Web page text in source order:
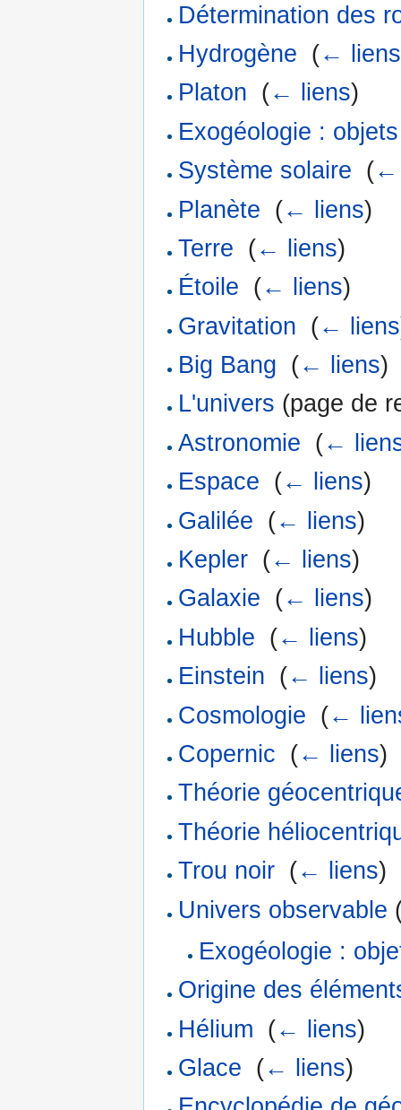
Détermination des
Hydrogène (← liens
Platon (← liens)
Exogéologie :
Système solaire (←
Planète (← liens)
Terre (← liens)
Étoile (← liens)
Gravitation (← liens
Big Bang (← liens)
L'univers (page de
Astronomie (←
Espace (← liens)
Galilée (← liens)
Kepler (← liens)
Galaxie (← liens)
Hubble (← liens)
Einstein (← liens)
Cosmologie (←
Copernic (← liens)
Théorie
Théorie
Trou noir (← liens)
Univers observable
Exogéologie :
Origine des
Hélium (← liens)
Glace (← liens)